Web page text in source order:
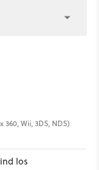
360, Wii, 3DS, NDS)
los